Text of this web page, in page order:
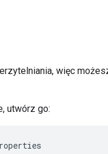
więc
utwórz go: